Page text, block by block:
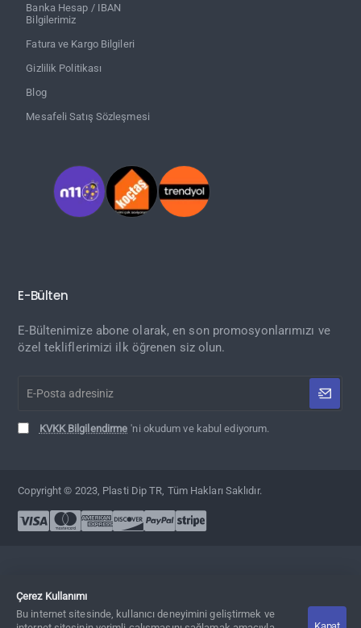
Çerez Kullanımı
Bu internet sitesinde, kullanıcı deneyimini geliştirmek ve
Kapat
Banka Hesap / IBAN
Bilgilerimiz
Fatura ve Kargo Bilgileri
Gizlilik Politikası
Blog
Mesafeli Satış Sözleşmesi
E-Bülten
E-Bültenimize abone olarak, en son promosyonlarımızı ve
özel tekliflerimizi ilk öğrenen siz olun.
Posta
KVKK Bilgilendirme 'ni okudum ve kabul ediyorum.
Copyright © 2023, Plasti Dip TR, Tüm Hakları Saklıdır.